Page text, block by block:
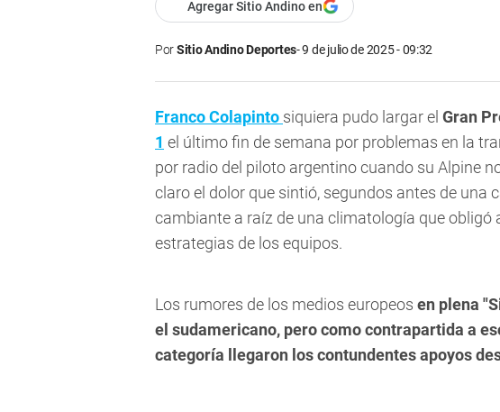
Agregar Sitio Andino en
PorSitio Andino Deportes 9 de julio de 2025 - 09:32
Franco Colapinto siquiera pudo largar el Gran
1 el último fin de semana por problemas en la
por radio del piloto argentino cuando su Alpine
claro el dolor que sintió, segundos antes de una
cambiante a raíz de una climatología que
estrategias de los equipos.
Los rumores de los medios europeos en plena
el sudamericano, pero como contrapartida a
categoría llegaron los contundentes apoyos